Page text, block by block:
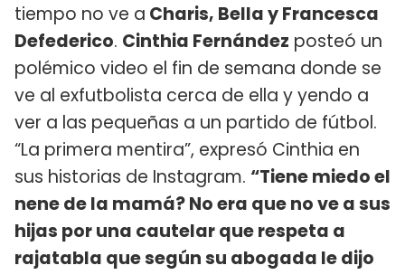
tiempo no ve a Charis, Bella y Francesca
Defederico. Cinthia Fernández posteó un
polémico video el fin de semana donde se
ve al exfutbolista cerca de ella y yendo a
ver a las pequeñas a un partido de fútbol.
“La primera mentira”, expresó Cinthia en
sus historias de Instagram. “Tiene miedo el
nene de la mamá? No era que no ve a sus
hijas por una cautelar que respeta a
rajatabla que según su abogada le dijo